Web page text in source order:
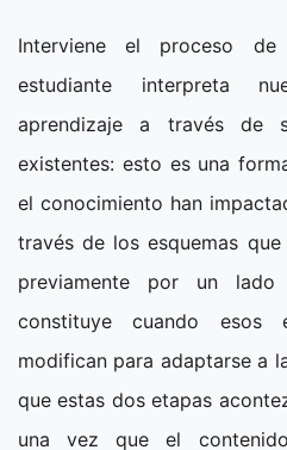
Interviene el proceso de
estudiante interpreta
aprendizaje a través de
existentes: esto es una
el conocimiento han
través de los esquemas
previamente por un
constituye cuando esos
modifican para adaptarse a
que estas dos etapas
una vez que el